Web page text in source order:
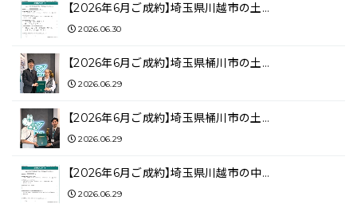
【2026年6月ご成約】埼玉県川越市の土…
2026.06.30
【2026年6月ご成約】埼玉県桶川市の土…
2026.06.29
【2026年6月ご成約】埼玉県桶川市の土…
2026.06.29
【2026年6月ご成約】埼玉県川越市の中…
2026.06.29